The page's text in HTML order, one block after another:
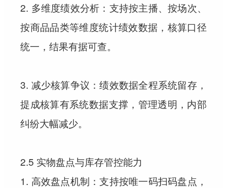
2. 多维度绩效分析：支持按主播、按场次、
按商品品类等维度统计绩效数据，核算口径
统一，结果有据可查。
3. 减少核算争议：绩效数据全程系统留存，
提成核算有系统数据支撑，管理透明，内部
纠纷大幅减少。
2.5 实物盘点与库存管控能力
1. 高效盘点机制：支持按唯一码扫码盘点，